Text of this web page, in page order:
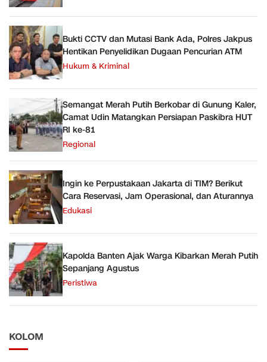
Bukti CCTV dan Mutasi Bank Ada, Polres Jakpus
Hentikan Penyelidikan Dugaan Pencurian ATM
Hukum & Kriminal
Semangat Merah Putih Berkobar di Gunung Kaler,
Camat Udin Matangkan Persiapan Paskibra HUT
RI ke-81
Regional
Ingin ke Perpustakaan Jakarta di TIM? Berikut
Cara Reservasi, Jam Operasional, dan Aturannya
Edukasi
Kapolda Banten Ajak Warga Kibarkan Merah Putih
Sepanjang Agustus
Peristiwa
KOLOM